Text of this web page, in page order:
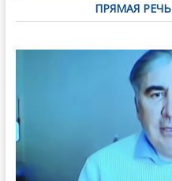
ПРЯМАЯ РЕЧЬ